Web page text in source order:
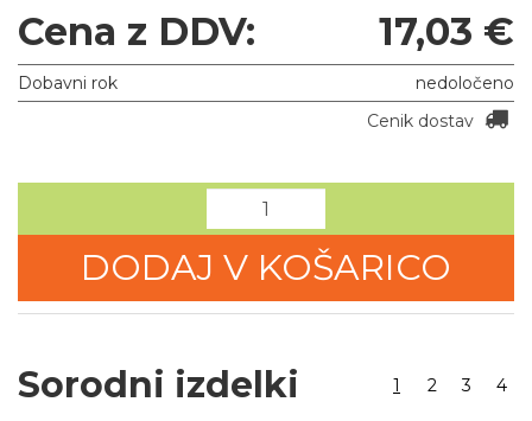
Cena z DDV: 17,03 €
Dobavni rok
nedoločeno
Cenik dostav
DODAJ V KOŠARICO
Sorodni izdelki 1 2 3 4